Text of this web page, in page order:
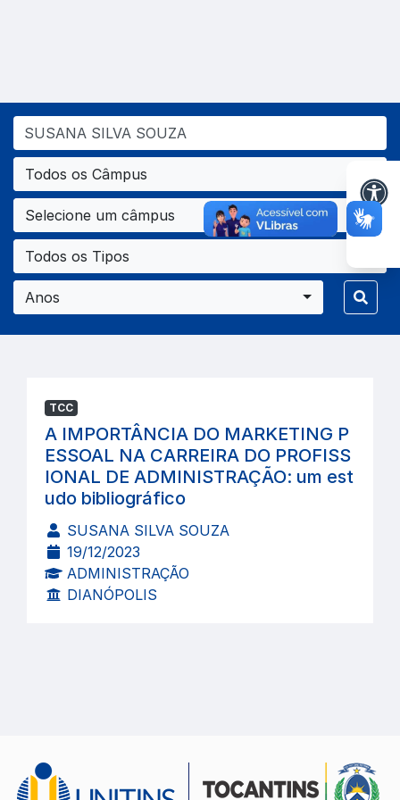
Todos os Câmpus
Selecione um câmpus
Todos os Tipos
Anos
TCC
A IMPORTÂNCIA DO MARKETING P
ESSOAL NA CARREIRA DO PROFISS
IONAL DE ADMINISTRAÇÃO: um est
udo bibliográfico
SUSANA SILVA SOUZA
19/12/2023
ADMINISTRAÇÃO
DIANÓPOLIS